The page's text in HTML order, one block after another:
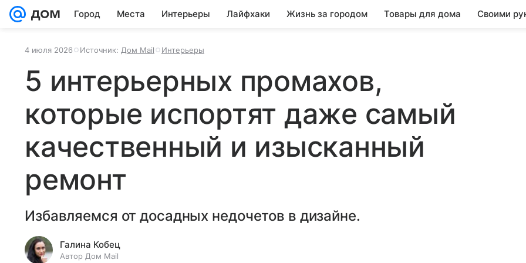
Город Места Интерьеры Лайфхаки Жизнь за городом Товары для дома Своими
4 июля 2026 Источник: Дом Mail Интерьеры
5 интерьерных промахов,
которые испортят даже самый
качественный и изысканный
ремонт
Избавляемся от досадных недочетов в дизайне.
Галина Кобец
Автор Дом Mail